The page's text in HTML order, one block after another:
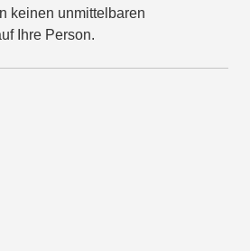
keinen unmittelbaren
Ihre Person.
650XT
Die XT ist Abenteurer
Schild, Charme und Extra-
Enduro, die in jeder Situation